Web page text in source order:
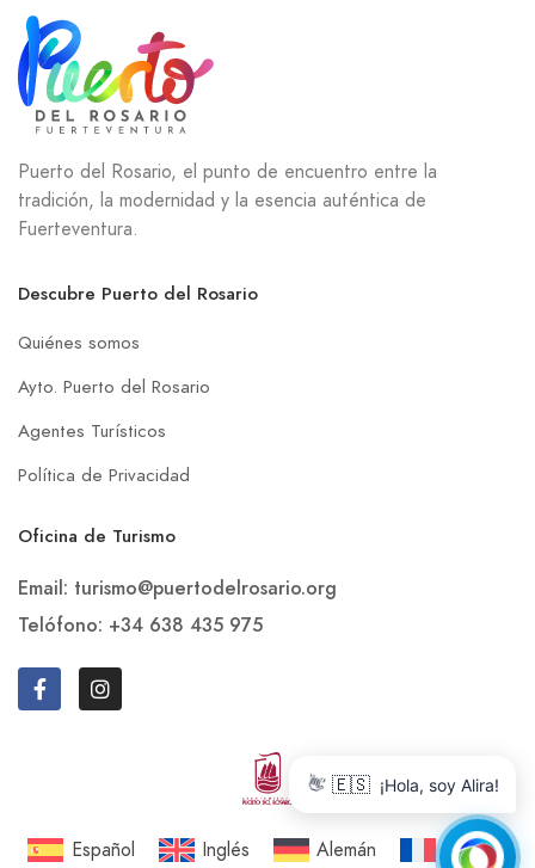
Puerto del Rosario, el punto de encuentro entre la
tradición, la modernidad y la esencia auténtica de
Fuerteventura.
Descubre Puerto del Rosario
Quiénes somos
Ayto. Puerto del Rosario
Agentes Turísticos
Política de Privacidad
Oficina de Turismo
Email: turismo@puertodelrosario.org
Telófono: +34 638 435 975
Español Inglés Alemán Francés
👋 🇪🇸 ¡Hola, soy Alira!